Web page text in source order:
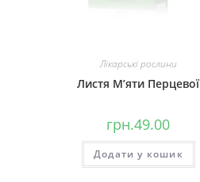
Лікарські рослини
Листя М’яти Перцевої
грн.49.00
Додати у кошик